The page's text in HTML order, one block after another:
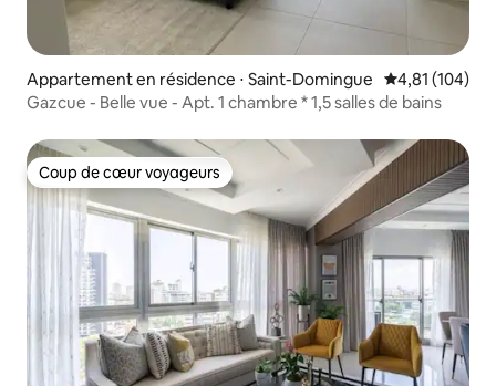
Appartement en résidence ⋅ Saint-Domingue Évaluation
4,81 (104)
Gazcue - Belle vue - Apt. 1 chambre * 1,5 salles de bains
Coup de cœur voyageurs
Coup de cœur voyageurs